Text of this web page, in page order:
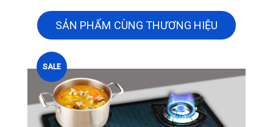
SẢN PHẨM CÙNG THƯƠNG HIỆU
SALE